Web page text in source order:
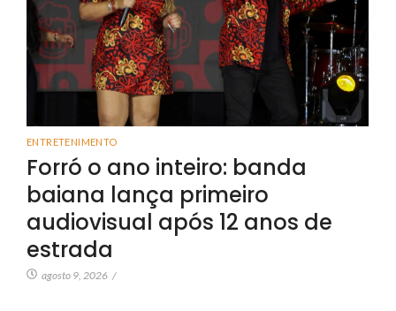
ENTRETENIMENTO
Forró o ano inteiro: banda
baiana lança primeiro
audiovisual após 12 anos de
estrada
agosto 9, 2026 /